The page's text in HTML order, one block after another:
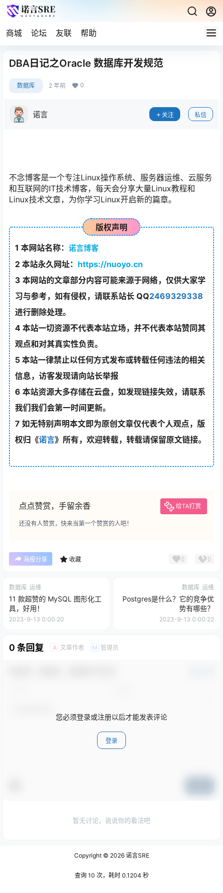
商城 论坛 友联 帮助
DBA日记之Oracle 数据库开发规范
数据库 2 年前 0
诺言 关注 私信
不念博客是一个专注Linux操作系统、服务器运维、云服务
和互联网的IT技术博客，每天会分享大量Linux教程和
Linux技术文章，为你学习Linux开启新的篇章。
版权声明
1 本网站名称： 诺言博客
2本站永久网址： https://nuoyo.cn
3 本网站的文章部分内容可能来源于网络，仅供大家学
习与参考，如有侵权，请联系站长 QQ2469329338
进行删除处理。
4本站一切资源不代表本站立场，并不代表本站赞同其
观点和对其真实性负责。
5本站一律禁止以任何方式发布或转载任何违法的相关
信息，访客发现请向站长举报
6 本站资源大多存储在云盘，如发现链接失效，请联系
我们我们会第一时间更新。
7 如无特别声明本文即为原创文章仅代表个人观点，版
权归《诺言》所有，欢迎转载，转载请保留原文链接。
点点赞赏，手留余香 给TA打赏
还没有人赞赏，快来当第一个赞赏的人吧！
海报分享 收藏 0 0
数据库 运维
11 款超赞的 MySQL 图形化工
具，好用！
2023-9-13 0:00:20
数据库 运维
Postgres是什么？它的竞争优
势有哪些？
2023-9-13 0:00:22
0 条回复 A 文章作者 M 管理员
您必须登录或注册以后才能发表评论
登录
暂无讨论，说说你的看法吧
Copyright © 2026诺言SRE
查询 10 次，耗时 0.1204 秒